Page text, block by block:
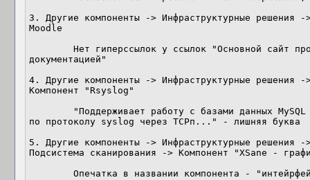
3. Другие компоненты -> Инфраструктурные решения -
Moodle
документацией"
4. Другие компоненты -> Инфраструктурные решения -
Компонент "Rsyslog"
по протоколу syslog через TCPп..." - лишняя буква 		после TCP
5. Другие компоненты -> Инфраструктурные решения -
Подсистема сканирования -> Компонент "XSane -